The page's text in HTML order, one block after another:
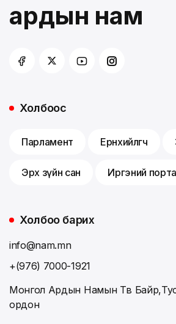
ардын нам
Холбоос
Парламент Ерөнхийлөгч
Эрх зүйн сан Иргэний
Холбоо барих
info@nam.mn
+(976) 7000-1921
Монгол Ардын Намын Төв
ордон